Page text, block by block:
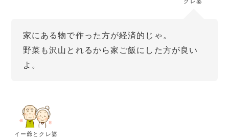
クレ婆
家にある物で作った方が経済的じゃ。
野菜も沢山とれるから家ご飯にした方が良い
よ。
イー爺とクレ婆